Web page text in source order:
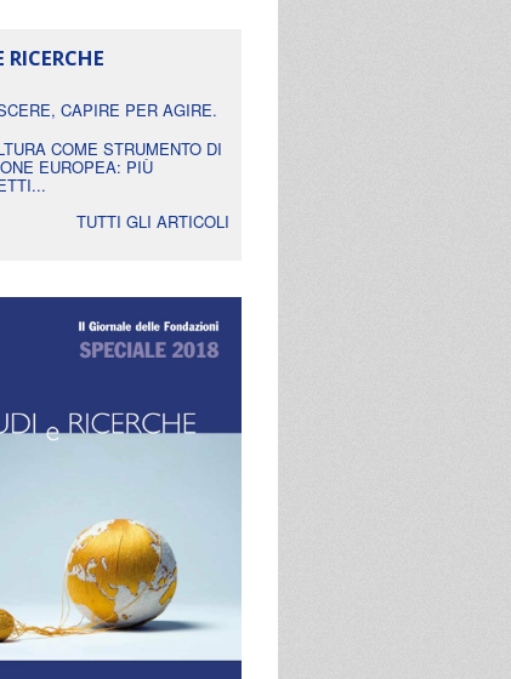
RICERCHE
CAPIRE PER AGIRE.
COME STRUMENTO DI
EUROPEA: PIÙ
TUTTI GLI ARTICOLI